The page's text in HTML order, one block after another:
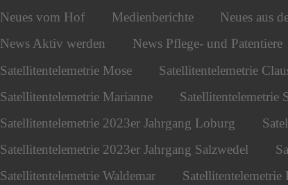
Neues vom Hof Medienberichte Neues aus
News Aktiv werden
News Pflege- und Patentiere
Satellitentelemetrie Mose
Satellitentelemetrie
Satellitentelemetrie Marianne
Satellitentelemetrie
Satellitentelemetrie 2023er Jahrgang Loburg
Satellitentelemetrie 2023er Jahrgang Salzwedel
Satellitentelemetrie Waldemar
Satellitentelemetrie